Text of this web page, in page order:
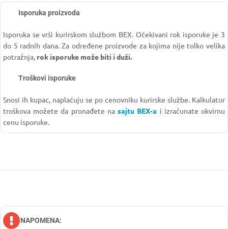
Isporuka proizvoda
Isporuka se vrši kurirskom službom BEX. Očekivani rok isporuke je 3
do 5 radnih dana. Za određene proizvode za kojima nije tolko velika
potražnja, rok isporuke može biti i duži.
Troškovi isporuke
Snosi ih kupac, naplaćuju se po cenovniku kurirske službe. Kalkulator
troškova možete da pronađete nasajtu BEX-a i izračunate okvirnu
cenu isporuke.
NAPOMENA: